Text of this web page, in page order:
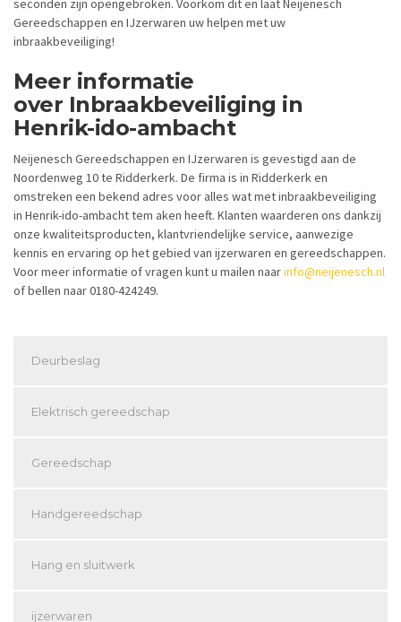
seconden zijn opengebroken. Voorkom dit en laat Neijenesch
Gereedschappen en IJzerwaren uw helpen met uw
inbraakbeveiliging!
Meer informatie
over Inbraakbeveiliging in
Henrik-ido-ambacht
Neijenesch Gereedschappen en IJzerwaren is gevestigd aan de
Noordenweg 10 te Ridderkerk. De firma is in Ridderkerk en
omstreken een bekend adres voor alles wat met inbraakbeveiliging
in Henrik-ido-ambacht tem aken heeft. Klanten waarderen ons dankzij
onze kwaliteitsproducten, klantvriendelijke service, aanwezige
kennis en ervaring op het gebied van ijzerwaren en gereedschappen.
Voor meer informatie of vragen kunt u mailen naarinfo@neijenesch.nl
of bellen naar 0180-424249.
Deurbeslag
Elektrisch gereedschap
Gereedschap
Handgereedschap
Hang en sluitwerk
ijzerwaren